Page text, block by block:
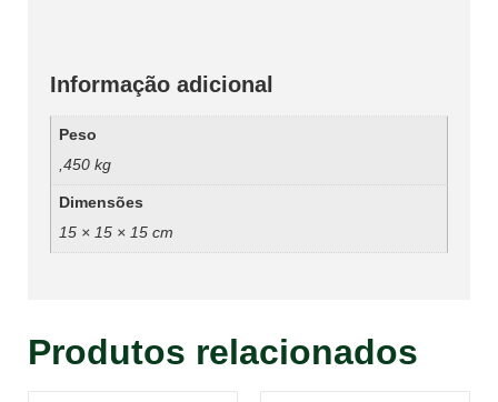
Informação adicional
Peso
,450 kg
Dimensões
15 × 15 × 15 cm
Produtos relacionados